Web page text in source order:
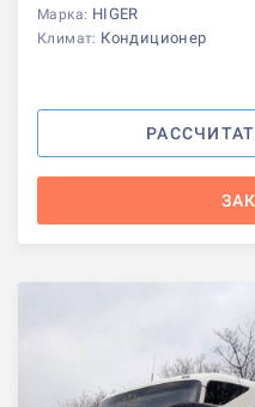
Марка: HIGER
Климат: Кондиционер